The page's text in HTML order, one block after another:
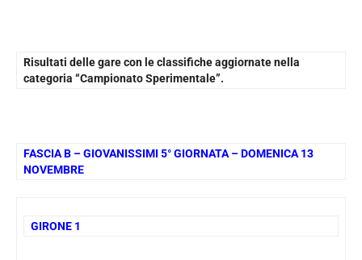
Risultati delle gare con le classifiche aggiornate nella
categoria “Campionato Sperimentale”.
FASCIA B – GIOVANISSIMI 5° GIORNATA – DOMENICA 13
NOVEMBRE
GIRONE 1